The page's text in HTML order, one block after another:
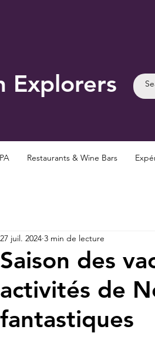
Explorers
Restaurants & Wine Bars
Saison des
activités de
fantastiques
27 juil. 2024 3 min de lecture